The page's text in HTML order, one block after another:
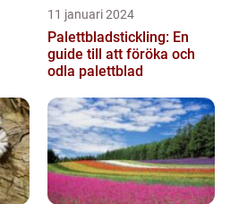
11 januari 2024
Palettbladstickling: En
guide till att föröka och
odla palettblad